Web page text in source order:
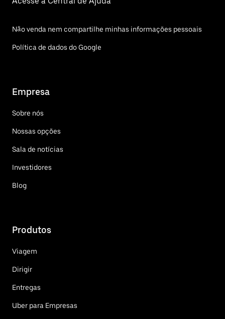
Não venda nem compartilhe minhas informações pessoais
Política de dados do Google
Empresa
Sobre nós
Nossas opções
Sala de notícias
Investidores
Blog
Produtos
Viagem
Dirigir
Entregas
Uber para Empresas